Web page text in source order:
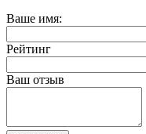
Ваше имя:
Рейтинг
Ваш отзыв